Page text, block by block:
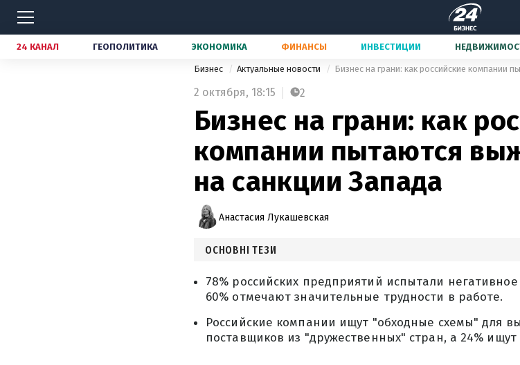
24 КАНАЛ ГЕОПОЛИТИКА ЭКОНОМИКА ФИНАНСЫ ИНВЕСТИЦИИ
Бизнес Актуальные новости Бизнес на грани: как российские компании
2 октября, 18:15 2
Бизнес на грани: как
компании пытаются
на санкции Запада
Анастасия Лукашевская
ОСНОВНІ ТЕЗИ
78% российских предприятий испытали
60% отмечают значительные трудности в работе.
Российские компании ищут "обходные схемы" для
поставщиков из "дружественных" стран, а 24%